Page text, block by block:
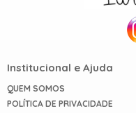
Institucional e Ajuda
QUEM SOMOS
POLÍTICA DE PRIVACIDADE